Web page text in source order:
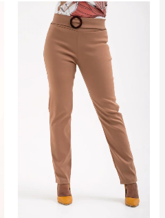
Rango
de
precios:
desde
$29.900
hasta
$79.900